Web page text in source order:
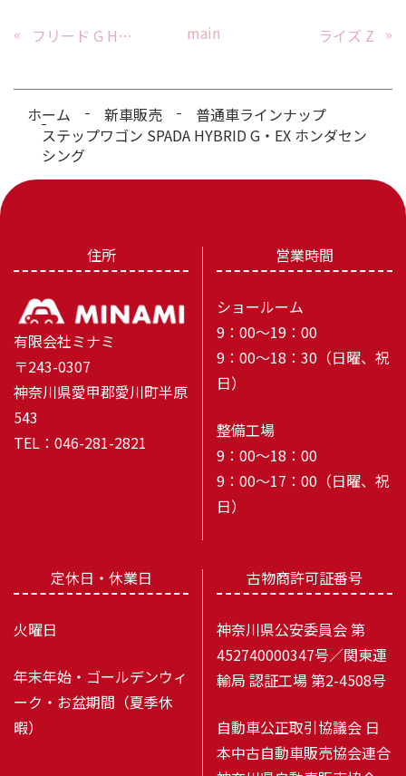
« フリード G HYBRID ホンダセンシング main ライズ Z »
ホーム 新車販売
普通車ラインナップ
ステップワゴン SPADA HYBRID G・EX ホンダセン
シング
住所
有限会社ミナミ
〒243-0307
神奈川県愛甲郡愛川町半原
543
TEL：046-281-2821
営業時間
ショールーム
9：00～19：00
9：00～18：30（日曜、祝
日）
整備工場
9：00～18：00
9：00～17：00（日曜、祝
日）
定休日・休業日
火曜日
年末年始・ゴールデンウィ
ーク・お盆期間（夏季休
暇）
古物商許可証番号
神奈川県公安委員会 第
452740000347号／関東運
輸局 認証工場 第2-4508号
自動車公正取引協議会 日
本中古自動車販売協会連合